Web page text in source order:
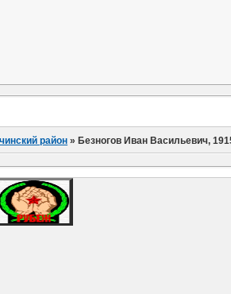
район »Безногов Иван Васильевич,